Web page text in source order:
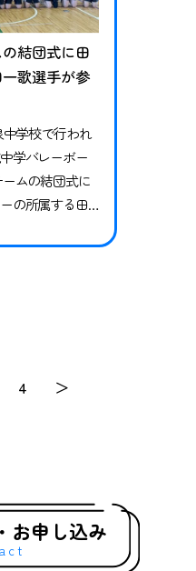
結団式に田
歌選手が参
中学校で行われ
学バレーボー
ムの結団式に
の所属する田
選抜チームは
バレーボール…
4 ＞
お申し込み